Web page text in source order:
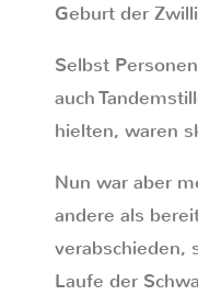
Geburt der
Selbst
auch
hielten, waren
Nun war aber
andere als
verabschieden,
Laufe der